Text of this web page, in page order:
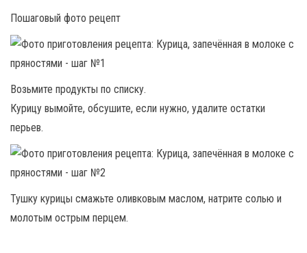
Пошаговый фото рецепт
Возьмите продукты по списку.
Курицу вымойте, обсушите, если нужно, удалите остатки
перьев.
Тушку курицы смажьте оливковым маслом, натрите солью и
молотым острым перцем.